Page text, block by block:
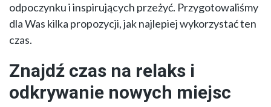
odpoczynku i inspirujących przeżyć. Przygotowaliśmy
dla Was kilka propozycji, jak najlepiej wykorzystać ten
czas.
Znajdź czas na relaks i
odkrywanie nowych miejsc